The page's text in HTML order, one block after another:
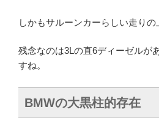
しかもサルーンカーらしい走りの
残念なのは3Lの直6ディーゼルが
すね。
BMWの大黒柱的存在